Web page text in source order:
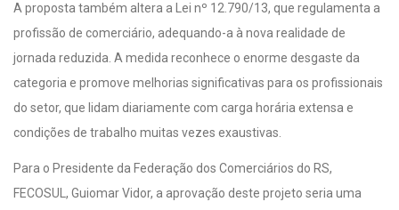
A proposta também altera a Lei nº 12.790/13, que regulamenta a
profissão de comerciário, adequando-a à nova realidade de
jornada reduzida. A medida reconhece o enorme desgaste da
categoria e promove melhorias significativas para os profissionais
do setor, que lidam diariamente com carga horária extensa e
condições de trabalho muitas vezes exaustivas.
Para o Presidente da Federação dos Comerciários do RS,
FECOSUL, Guiomar Vidor, a aprovação deste projeto seria uma